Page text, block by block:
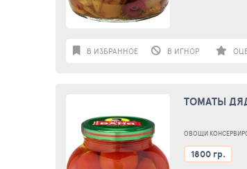
В ИЗБРАННОЕ В ИГНОР
ТОМАТЫ
ОВОЩИ
1800 гр.